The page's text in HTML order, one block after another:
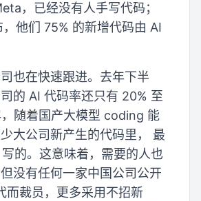
，已经没有人手写代码；
他们 75% 的新增代码由 AI
也在快速跟进。去年下半
的 AI 代码率还只有 20% 至
随着国产大模型 coding 能
大公司新产生的代码里， 最
的。这意味着，需要的人也
没有任何一家中国公司公开
而裁员，更多采用不招新